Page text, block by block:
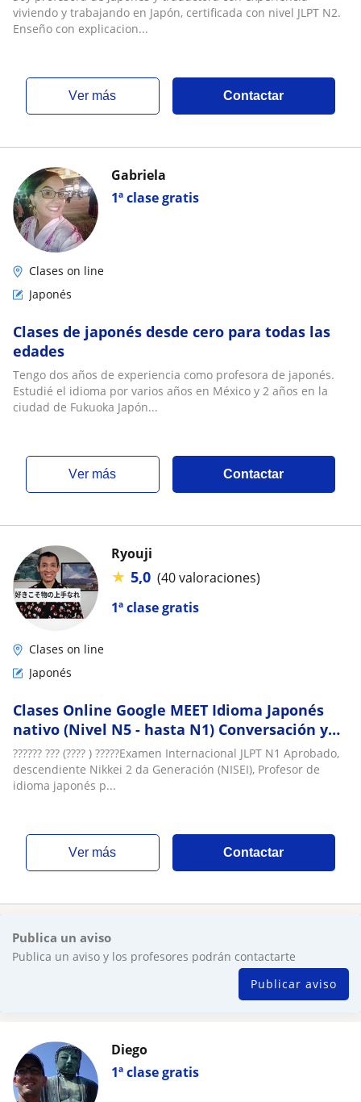
viviendo y trabajando en Japón, certificada con nivel JLPT N2.
Enseño con explicacion...
ver más Contactar
1ª clase gratis
Gabriela
Clases on line
Japonés
Clases de japonés desde cero para todas las
edades
Tengo dos años de experiencia como profesora de japonés.
Estudié el idioma por varios años en México y 2 años en la
ciudad de Fukuoka Japón...
ver más Contactar
1ª clase gratis
Ryouji
★ 5,0 (40 valoraciones)
Clases on line
Japonés
Clases Online Google MEET Idioma Japonés
nativo (Nivel N5 - hasta N1) Conversación y
uso profesional
?????? ??? (???? ) ?????Examen Internacional JLPT N1 Aprobado,
descendiente Nikkei 2 da Generación (NISEI), Profesor de
idioma japonés p...
ver más Contactar
Publica un aviso
Publica un aviso y los profesores podrán contactarte
Publicar aviso
1ª clase gratis
Diego